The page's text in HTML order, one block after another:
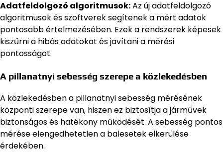
Adatfeldolgozó algoritmusok:Az új adatfeldolgozó
algoritmusok és szoftverek segítenek a mért adatok
pontosabb értelmezésében. Ezek a rendszerek képesek
kiszűrni a hibás adatokat és javítani a mérési
pontosságot.
A pillanatnyi sebesség szerepe a közlekedésben
A közlekedésben a pillanatnyi sebesség mérésének
központi szerepe van, hiszen ez biztosítja a járművek
biztonságos és hatékony működését. A sebesség pontos
mérése elengedhetetlen a balesetek elkerülése
érdekében.